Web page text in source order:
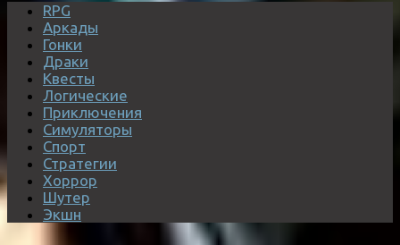
RPG
Аркады
Гонки
Драки
Квесты
Логические
Приключения
Симуляторы
Спорт
Стратегии
Хоррор
Шутер
Экшн